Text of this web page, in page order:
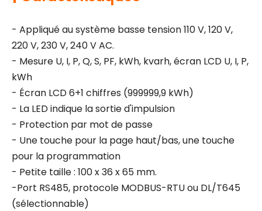
- Appliqué au système basse tension 110 V, 120 V,
220 V, 230 V, 240 V AC.
- Mesure U, I, P, Q, S, PF, kWh, kvarh, écran LCD U, I, P,
kWh
- Écran LCD 6+1 chiffres (999999,9 kWh)
- La LED indique la sortie d'impulsion
- Protection par mot de passe
- Une touche pour la page haut/bas, une touche
pour la programmation
- Petite taille : 100 x 36 x 65 mm.
-Port RS485, protocole MODBUS-RTU ou DL/T645
(sélectionnable)